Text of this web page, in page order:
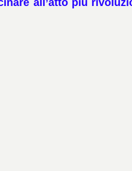
all’atto più